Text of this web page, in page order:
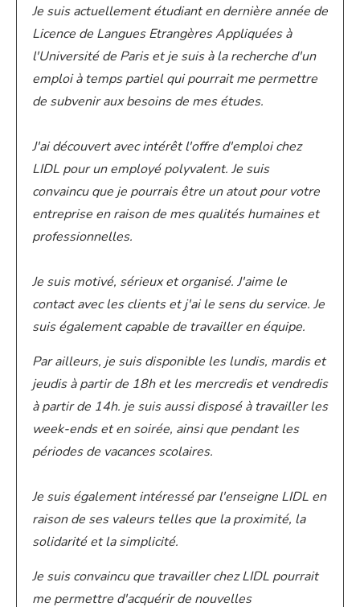
Je suis actuellement étudiant en dernière année de
Licence de Langues Etrangères Appliquées à
l'Université de Paris et je suis à la recherche d'un
emploi à temps partiel qui pourrait me permettre
de subvenir aux besoins de mes études.
J'ai découvert avec intérêt l'offre d'emploi chez
LIDL pour un employé polyvalent. Je suis
convaincu que je pourrais être un atout pour votre
entreprise en raison de mes qualités humaines et
professionnelles.
Je suis motivé, sérieux et organisé. J'aime le
contact avec les clients et j'ai le sens du service. Je
suis également capable de travailler en équipe.
Par ailleurs, je suis disponible les lundis, mardis et
jeudis à partir de 18h et les mercredis et vendredis
à partir de 14h. je suis aussi disposé àtravailler les
week-ends et en soirée, ainsi que pendant les
périodes de vacances scolaires.
Je suis également intéressé par l'enseigne LIDL en
raison de ses valeurs telles que la proximité, la
solidarité et la simplicité.
Je suis convaincu que travailler chez LIDL pourrait
me permettre d'acquérir de nouvelles